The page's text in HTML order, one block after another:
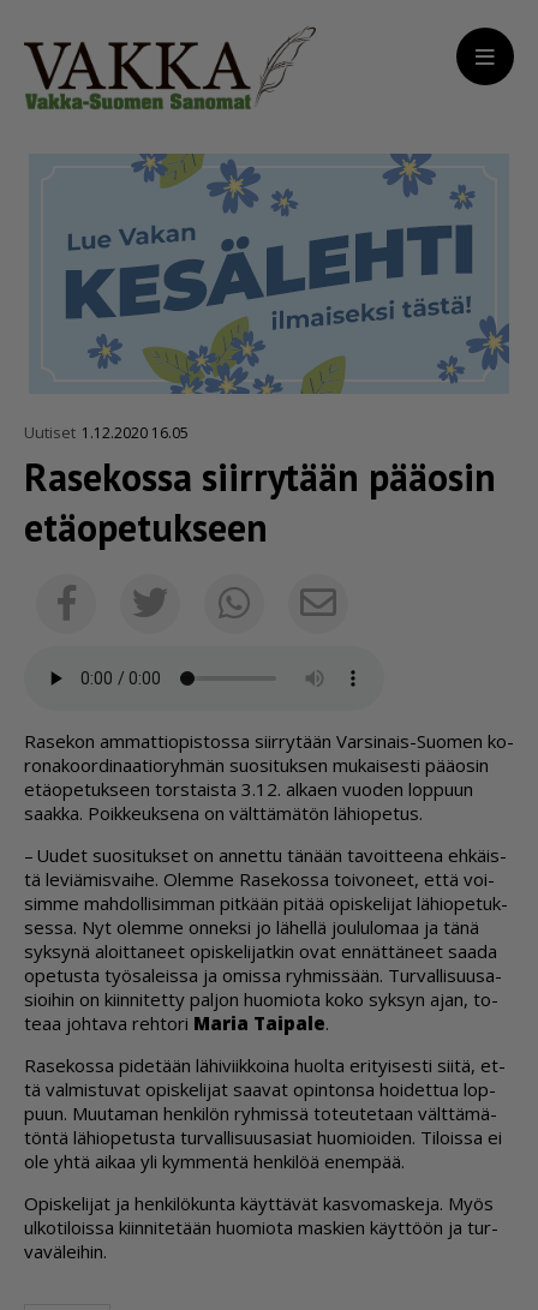
Uutiset 1.12.2020 16.05
Rasekossa siirrytään pääosin
etäopetukseen
FacebookTwitterWhatsappSähköposti
Ra­se­kon am­mat­ti­o­pis­tos­sa siir­ry­tään Var­si­nais-Suo­men ko­
ro­na­koor­di­naa­ti­o­ryh­män suo­si­tuk­sen mu­kai­ses­ti pää­o­sin
etä­o­pe­tuk­seen tors­tais­ta 3.12. al­ka­en vuo­den lop­puun
saak­ka. Poik­keuk­se­na on vält­tä­mä­tön lä­hi­o­pe­tus.
– Uu­det suo­si­tuk­set on an­net­tu tä­nään ta­voit­tee­na eh­käis­
tä le­vi­ä­mis­vai­he. Olem­me Ra­se­kos­sa toi­vo­neet, et­tä voi­
sim­me mah­dol­li­sim­man pit­kään pi­tää opis­ke­li­jat lä­hi­o­pe­tuk­
ses­sa. Nyt olem­me on­nek­si jo lä­hel­lä jou­lu­lo­maa ja tänä
syk­sy­nä aloit­ta­neet opis­ke­li­jat­kin ovat en­nät­tä­neet saa­da
ope­tus­ta työ­sa­leis­sa ja omis­sa ryh­mis­sään. Tur­val­li­suu­sa­
si­oi­hin on kiin­ni­tet­ty pal­jon huo­mi­o­ta koko syk­syn ajan, to­
te­aa joh­ta­va reh­to­ri Ma­ria Tai­pa­le.
Ra­se­kos­sa pi­de­tään lä­hi­viik­koi­na huol­ta eri­tyi­ses­ti sii­tä, et­
tä val­mis­tu­vat opis­ke­li­jat saa­vat opin­ton­sa hoi­det­tua lop­
puun. Muu­ta­man hen­ki­lön ryh­mis­sä to­teu­te­taan vält­tä­mä­
tön­tä lä­hi­o­pe­tus­ta tur­val­li­suu­sa­si­at huo­mi­oi­den. Ti­lois­sa ei
ole yh­tä ai­kaa yli kym­men­tä hen­ki­löä enem­pää.
Opis­ke­li­jat ja hen­ki­lö­kun­ta käyt­tä­vät kas­vo­mas­ke­ja. Myös
ul­ko­ti­lois­sa kiin­ni­te­tään huo­mi­o­ta mas­kien käyt­töön ja tur­
va­vä­lei­hin.